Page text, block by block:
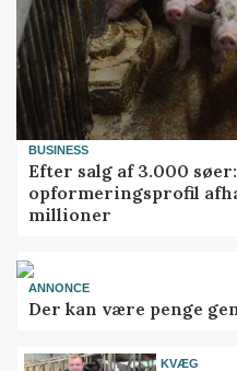
BUSINESS
Efter salg af 3.000
opformeringsprofil
millioner
ANNONCE
Der kan være penge
KVÆG